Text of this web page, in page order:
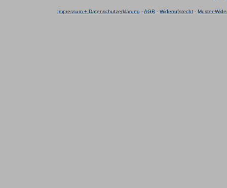
Impressum + Datenschutzerklärung -AGB - Widerrufsrecht - Muster-